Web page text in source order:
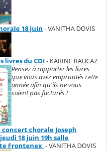
18 juin - VANITHA DOVIS
livres du CDI- KARINE RAUCAZ
Pensez à rapporter les livres
que vous avez empruntés cette
année afin qu'ils ne vous
soient pas facturés !
chorale Joseph
18 juin 19h salle
Frontenex - VANITHA DOVIS